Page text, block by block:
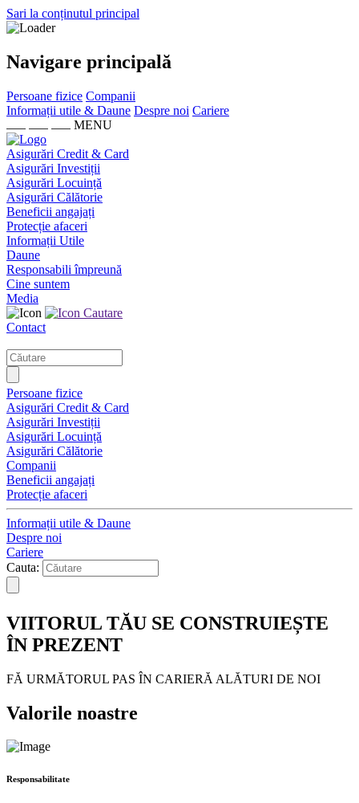
Sari la conținutul principal
Navigare principală
Persoane fizice Companii
Informații utile & Daune Despre noi Cariere
MENU
Asigurări Credit & Card
Asigurări Investiții
Asigurări Locuință
Asigurări Călătorie
Beneficii angajați
Protecție afaceri
Informații Utile
Daune
Responsabili împreună
Cine suntem
Media
Cautare
Contact
Persoane fizice
Asigurări Credit & Card
Asigurări Investiții
Asigurări Locuință
Asigurări Călătorie
Companii
Beneficii angajați
Protecție afaceri
Informații utile & Daune
Despre noi
Cariere
Cauta:
VIITORUL TĂU SE CONSTRUIEȘTE
ÎN PREZENT
FĂ URMĂTORUL PAS ÎN CARIERĂ ALĂTURI DE NOI
Valorile noastre
Responsabilitate